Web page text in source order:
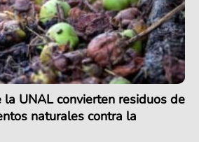
UNAL convierten residuos de
naturales contra la